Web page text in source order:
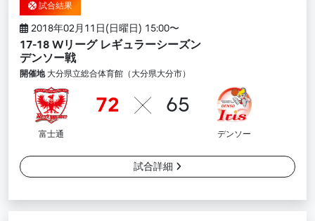
試合結果
2018年02月11日(日曜日) 15:00〜
17-18 Wリーグ レギュラーシーズン
デンソー戦
開催地大分県立総合体育館（大分県大分市）
72 65
富士通 デンソー
試合詳細